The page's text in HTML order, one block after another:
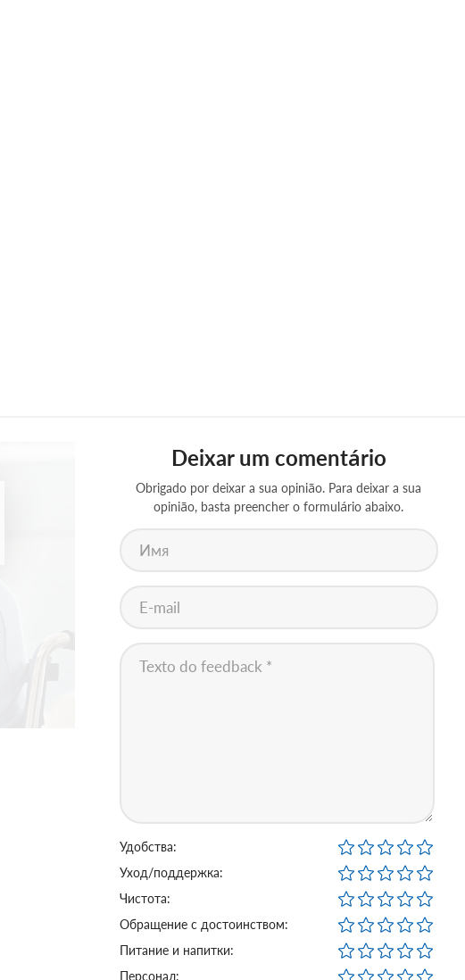
Deixar um comentário
Obrigado por deixar a sua opinião. Para deixar a sua
opinião, basta preencher o formulário abaixo.
Удобства:
Уход/поддержка:
Чистота:
Обращение с достоинством:
Питание и напитки:
Персонал: